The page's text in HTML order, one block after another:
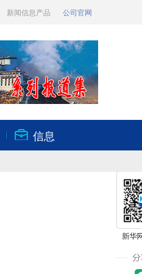
新闻信息产品 公司官网
信息